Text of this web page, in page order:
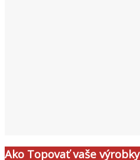
Ako Topovať vaše výrobky